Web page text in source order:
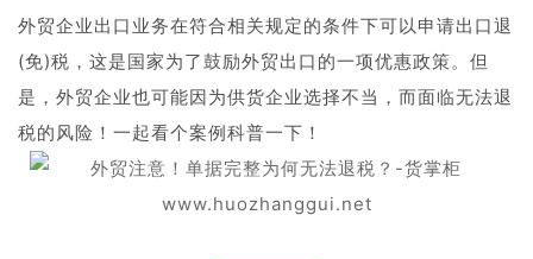
外贸企业出口业务在符合相关规定的条件下可以申请出口退
(免)税，这是国家为了鼓励外贸出口的一项优惠政策。但
是，外贸企业也可能因为供货企业选择不当，而面临无法退
税的风险！一起看个案例科普一下！